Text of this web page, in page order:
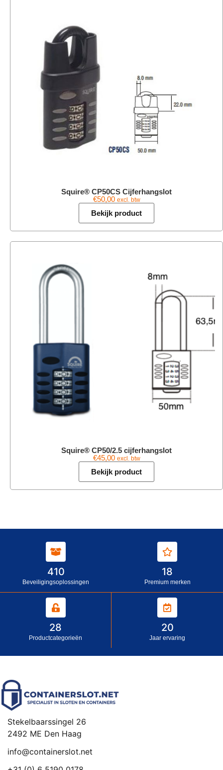
Squire® CP50CS Cijferhangslot
€50,00 excl. btw
Bekijk product
Squire® CP50/2.5 cijferhangslot
€45,00 excl. btw
Bekijk product
410
Beveiligingsoplossingen
18
Premium merken
28
Productcategorieën
20
Jaar ervaring
Stekelbaarssingel 26
2492 ME Den Haag
info@containerslot.net